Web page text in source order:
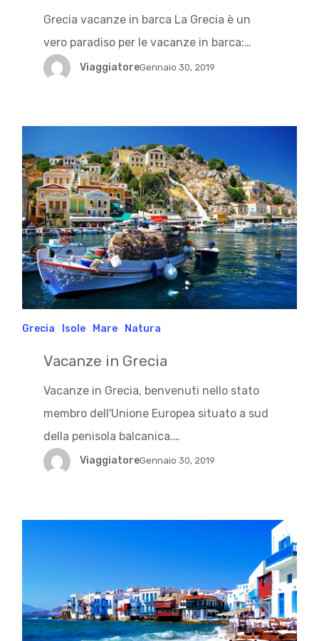
Grecia vacanze in barca La Grecia è un
vero paradiso per le vacanze in barca:…
ViaggiatoreGennaio 30, 2019
Grecia Isole Mare Natura
Vacanze in Grecia
Vacanze in Grecia, benvenuti nello stato
membro dell'Unione Europea situato a sud
della penisola balcanica.…
ViaggiatoreGennaio 30, 2019